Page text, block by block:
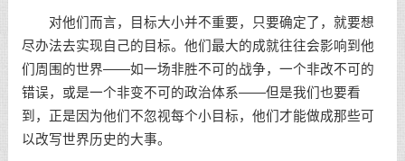
对他们而言，目标大小并不重要，只要确定了，就要想
尽办法去实现自己的目标。他们最大的成就往往会影响到他
们周围的世界——如一场非胜不可的战争，一个非改不可的
错误，或是一个非变不可的政治体系——但是我们也要看
到，正是因为他们不忽视每个小目标，他们才能做成那些可
以改写世界历史的大事。